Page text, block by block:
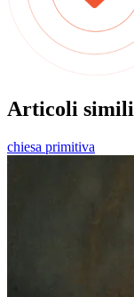
Articoli simili
chiesa primitiva